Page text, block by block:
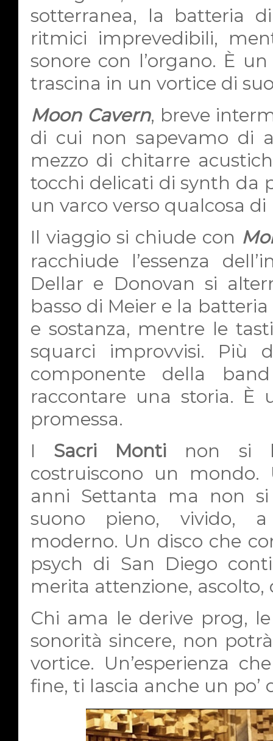
sotterranea, la batteria
ritmici imprevedibili,
sonore con l’organo. È
trascina in un vortice di
Moon Cavern, breve
di cui non sapevamo di
mezzo di chitarre
tocchi delicati di synth da
un varco verso qualcosa
Il viaggio si chiude con
racchiude l’essenza
Dellar e Donovan si
basso di Meier e la
e sostanza, mentre le
squarci improvvisi.
componente della
raccontare una storia. È
promessa.
I Sacri Monti non si
costruiscono un
anni Settanta ma non
suono pieno, vivido, a
moderno. Un disco che
psych di San Diego
merita attenzione, ascolto,
Chi ama le derive prog,
sonorità sincere, non
vortice. Un’esperienza
fine, ti lascia anche un po’